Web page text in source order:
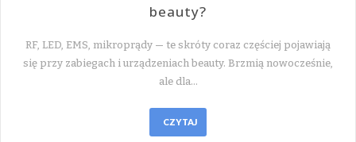
beauty?
RF, LED, EMS, mikroprądy — te skróty coraz częściej pojawiają
się przy zabiegach i urządzeniach beauty. Brzmią nowocześnie,
ale dla…
CZYTAJ